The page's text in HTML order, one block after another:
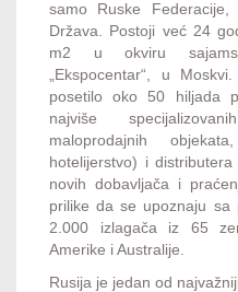
samo Ruske
Država. Postoji već 24
m2 u okviru
„Ekspocentar“, u
posetilo oko 50 hiljada
najviše
maloprodajnih
hotelijerstvo) i
novih dobavljača i
prilike da se upoznaju sa
2.000 izlagača iz 65
Amerike i Australije.
Rusija je jedan od